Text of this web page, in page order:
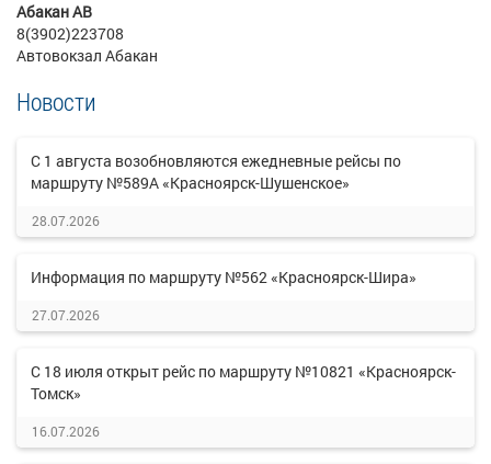
Абакан АВ
8(3902)223708
Автовокзал Абакан
Новости
С 1 августа возобновляются ежедневные рейсы по
маршруту №589А «Красноярск-Шушенское»
28.07.2026
Информация по маршруту №562 «Красноярск-Шира»
27.07.2026
С 18 июля открыт рейс по маршруту №10821 «Красноярск-
Томск»
16.07.2026